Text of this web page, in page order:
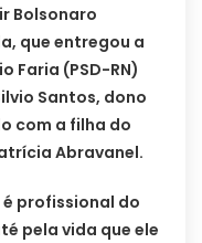
Bolsonaro
que entregou a
Faria (PSD-RN)
Santos, dono
com a filha do
Abravanel.
é profissional do
pela vida que ele